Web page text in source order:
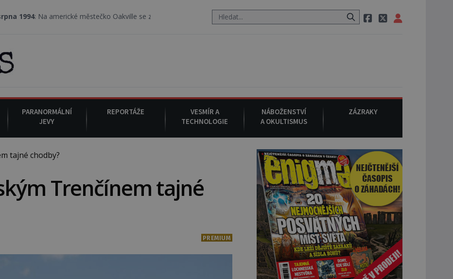
americké městečko Oakville se z nebe snáší podivná rosolovitá látka neznámého původu. 7. srpna 1994: Na americké městečko
PARANORMÁLNÍ
JEVY
REPORTÁŽE
VESMÍR A
TECHNOLOGIE
NÁBOŽENSTVÍ
A OKULTISMUS
ZÁZRAKY
tajné chodby?
Trenčínem tajné
PREMIUM